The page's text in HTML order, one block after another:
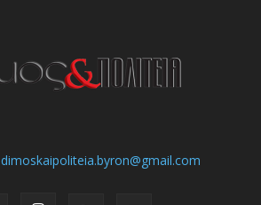
dimoskaipoliteia.byron@gmail.com